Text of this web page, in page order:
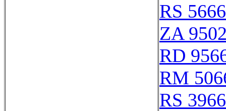
RS
ZA
RD
RM
RS